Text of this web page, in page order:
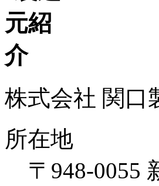
株式会社 関口
所在地
〒948-0055